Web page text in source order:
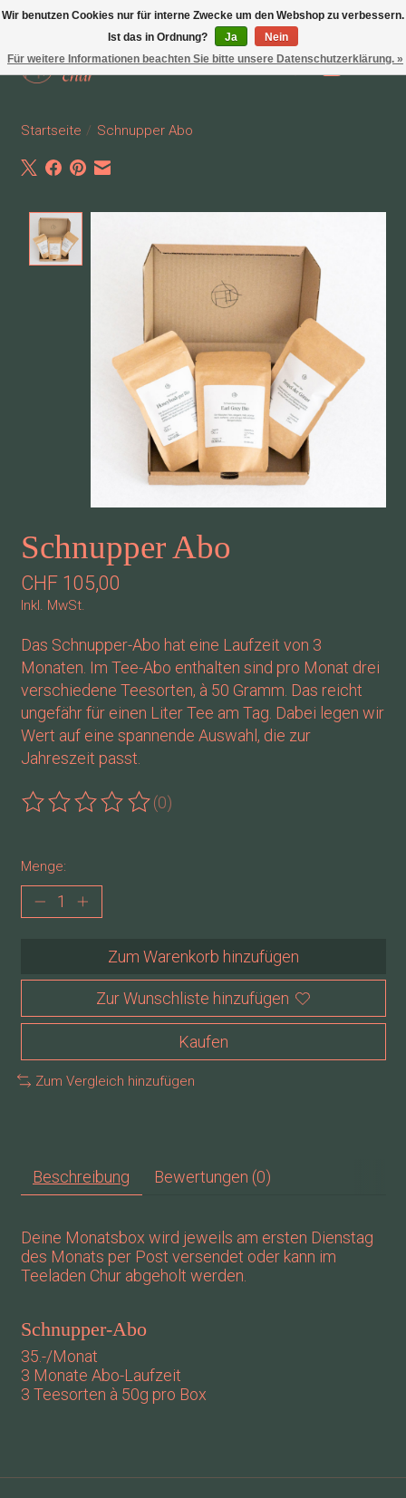
Wunschzettel
Ihr
Startseite / Schnupper Abo
Schnupper Abo
CHF 105,00
Inkl. MwSt.
Das Schnupper-Abo hat eine Laufzeit von 3
Monaten. Im Tee-Abo enthalten sind pro Monat drei
verschiedene Teesorten, à 50 Gramm. Das reicht
ungefähr für einen Liter Tee am Tag. Dabei legen wir
Wert auf eine spannende Auswahl, die zur
Jahreszeit passt.
Die Bewertung dieses Produkts ist
(0)
Menge:
Zum Warenkorb hinzufügen
Zur Wunschliste hinzufügen
Kaufen
Zum Vergleich hinzufügen
Beschreibung Bewertungen (0)
Deine Monatsbox wird jeweils am ersten Dienstag
des Monats per Post versendet oder kann im
Teeladen Chur abgeholt werden.
Schnupper-Abo
35.-/Monat
3 Monate Abo-Laufzeit
3 Teesorten à 50g pro Box
Wir benutzen Cookies nur für interne Zwecke um den Webshop zu verbessern.
Ist das in Ordnung?
Ja
Nein
Für weitere Informationen beachten Sie bitte unsere Datenschutzerklärung. »